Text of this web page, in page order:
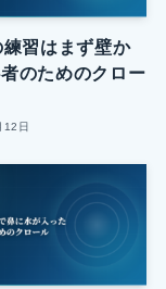
習はまず壁か
のためのクロー
12日